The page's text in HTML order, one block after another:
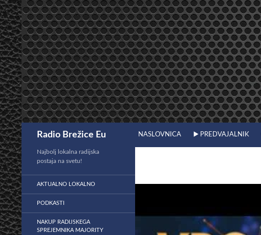
Preskoči
na
vsebino
Radio Brežice Eu NASLOVNICA ▶️ PREDVAJALNIK
Najbolj lokalna radijska
postaja na svetu!
AKTUALNO LOKALNO
PODKASTI
NAKUP RADIJSKEGA
SPREJEMNIKA MAJORITY